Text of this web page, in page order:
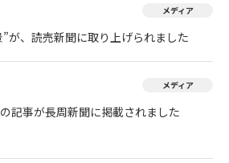
メディア
が、読売新聞に取り上げられました
メディア
記事が長周新聞に掲載されました